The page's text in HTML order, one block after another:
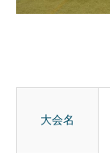
大会名